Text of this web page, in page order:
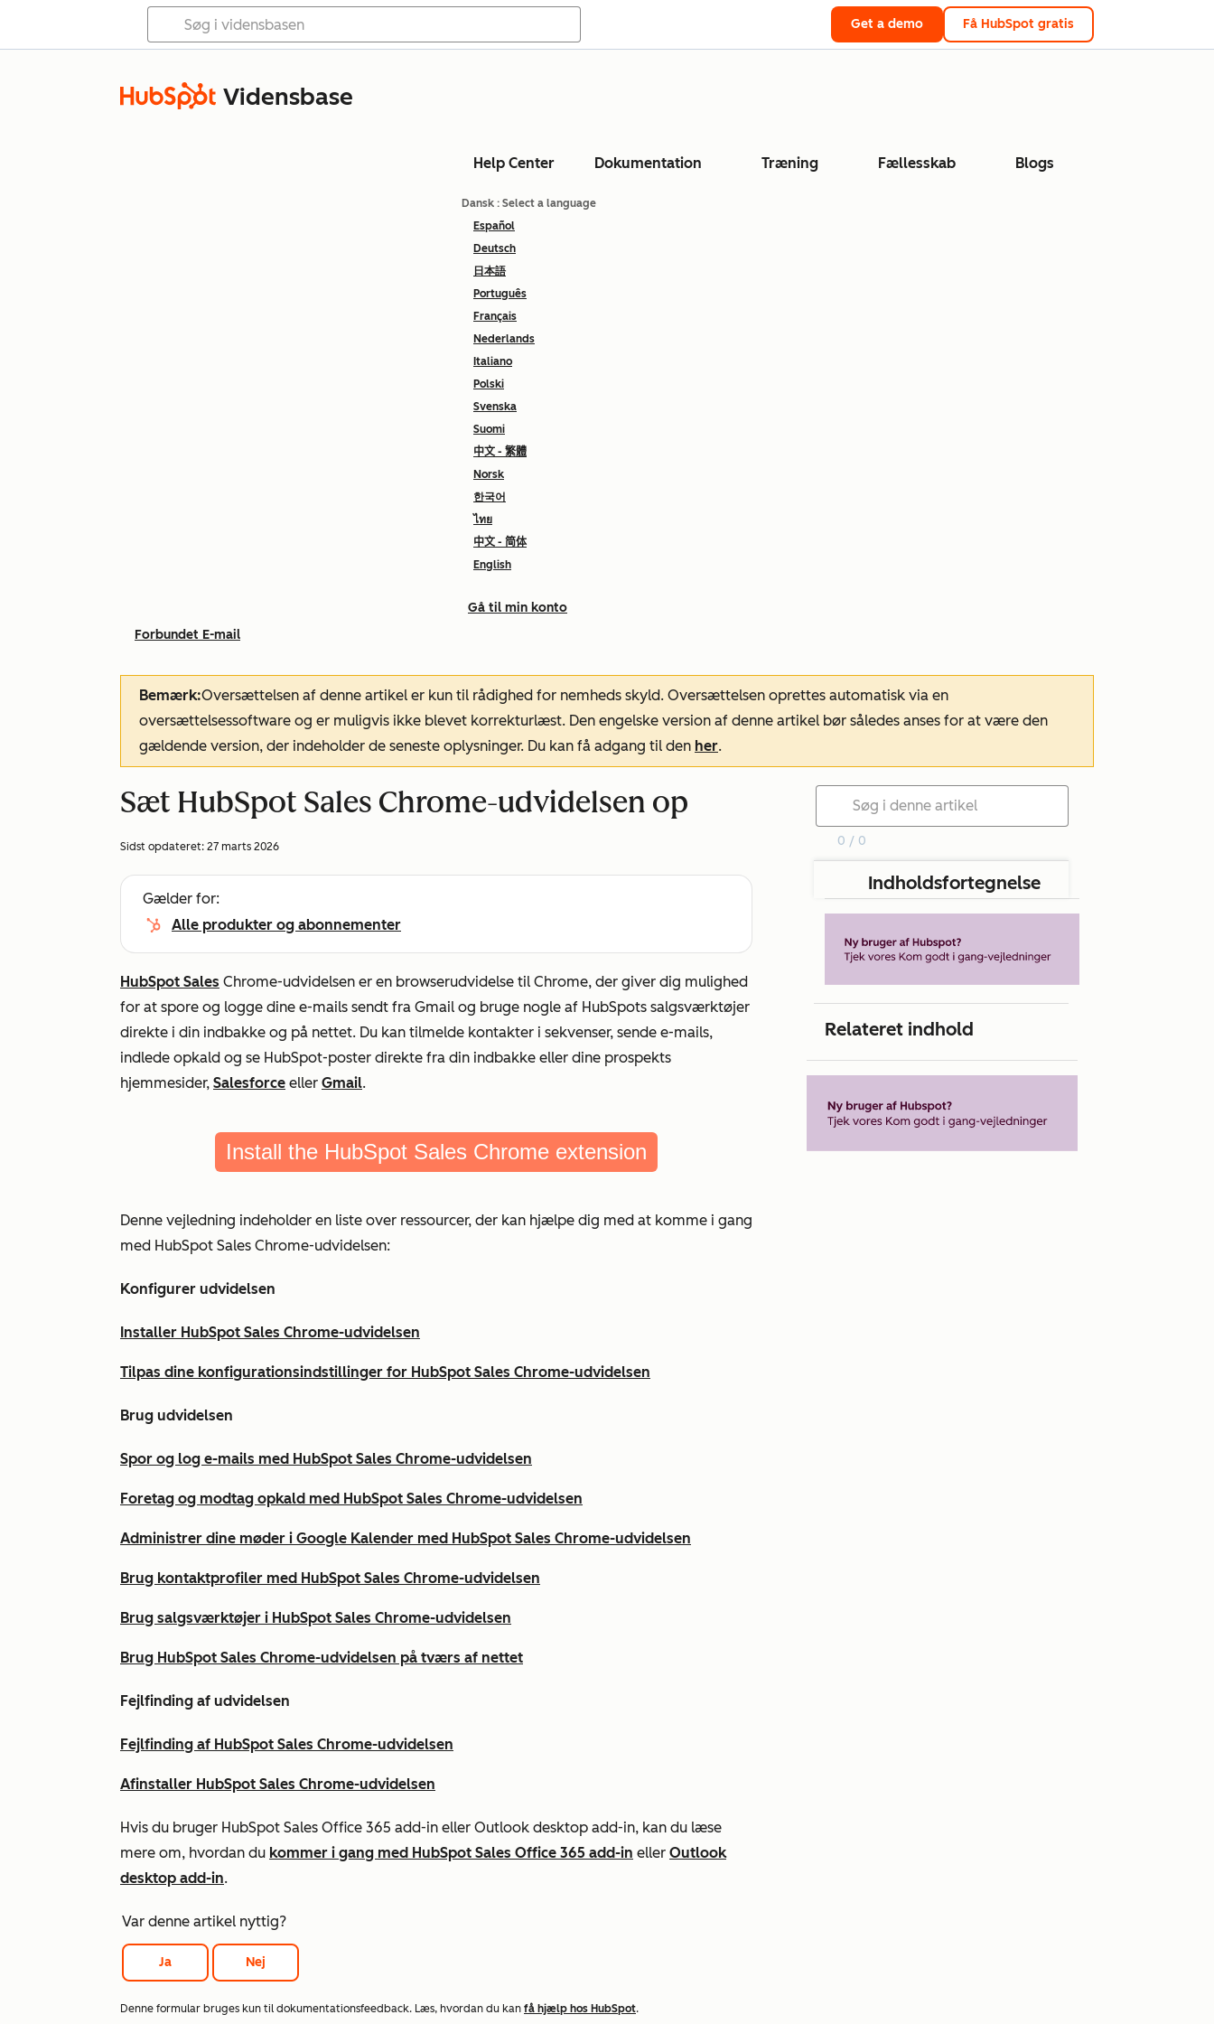
Get a demo Få HubSpot gratis
Vidensbase
Help Center Dokumentation Træning Fællesskab Blogs
Dansk : Select a language
Español
Deutsch
日本語
Português
Français
Nederlands
Italiano
Polski
Svenska
Suomi
中文 - 繁體
Norsk
한국어
ไทย
中文 - 简体
English
Gå til min konto
Forbundet E-mail
Bemærk:Oversættelsen af denne artikel er kun til rådighed for nemheds skyld. Oversættelsen oprettes automatisk via en
oversættelsessoftware og er muligvis ikke blevet korrekturlæst. Den engelske version af denne artikel bør således anses for at være den
gældende version, der indeholder de seneste oplysninger. Du kan få adgang til den her.
Sæt HubSpot Sales Chrome-udvidelsen op
Sidst opdateret: 27 marts 2026
Gælder for:
Alle produkter og abonnementer
HubSpot Sales Chrome-udvidelsen er en browserudvidelse til Chrome, der giver dig mulighed
for at spore og logge dine e-mails sendt fra Gmail og bruge nogle af HubSpots salgsværktøjer
direkte i din indbakke og på nettet. Du kan tilmelde kontakter i sekvenser, sende e-mails,
indlede opkald og se HubSpot-poster direkte fra din indbakke eller dine prospekts
hjemmesider, Salesforce eller Gmail.
Install the HubSpot Sales Chrome extension
Denne vejledning indeholder en liste over ressourcer, der kan hjælpe dig med at komme i gang
med HubSpot Sales Chrome-udvidelsen:
Konfigurer udvidelsen
Installer HubSpot Sales Chrome-udvidelsen
Tilpas dine konfigurationsindstillinger for HubSpot Sales Chrome-udvidelsen
Brug udvidelsen
Spor og log e-mails med HubSpot Sales Chrome-udvidelsen
Foretag og modtag opkald med HubSpot Sales Chrome-udvidelsen
Administrer dine møder i Google Kalender med HubSpot Sales Chrome-udvidelsen
Brug kontaktprofiler med HubSpot Sales Chrome-udvidelsen
Brug salgsværktøjer i HubSpot Sales Chrome-udvidelsen
Brug HubSpot Sales Chrome-udvidelsen på tværs af nettet
Fejlfinding af udvidelsen
Fejlfinding af HubSpot Sales Chrome-udvidelsen
Afinstaller HubSpot Sales Chrome-udvidelsen
Hvis du bruger HubSpot Sales Office 365 add-in eller Outlook desktop add-in, kan du læse
mere om, hvordan du kommer i gang med HubSpot Sales Office 365 add-in eller Outlook
desktop add-in.
Var denne artikel nyttig?
Ja Nej
Denne formular bruges kun til dokumentationsfeedback. Læs, hvordan du kan få hjælp hos HubSpot.
0 / 0
Indholdsfortegnelse
Relateret indhold